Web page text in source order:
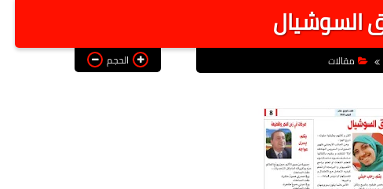
السوشيال
مقالات الحجم